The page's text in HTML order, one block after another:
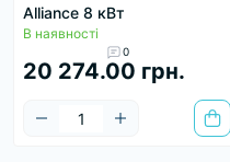
Alliance 8 кВт
В наявності
0
20 274.00 грн.